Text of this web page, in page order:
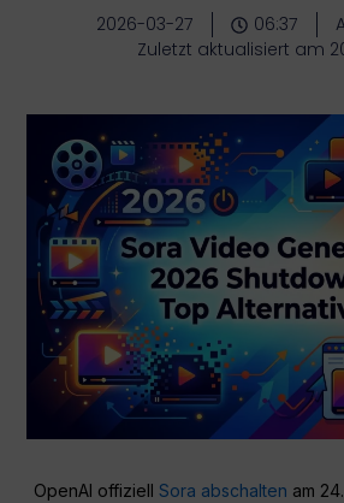
2026-03-27 06:37
Zuletzt aktualisiert am
OpenAI offiziellSora abschalten am